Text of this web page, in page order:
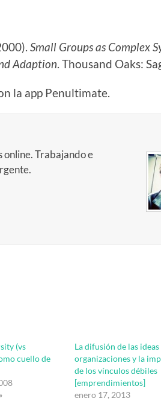
Small Groups as Complex
Adaption . Thousand Oaks:
la app Penultimate.
online. Trabajando e
(vs
cuello de
La difusión de las ideas
organizaciones y la
de los vínculos débiles
[emprendimientos]
enero 17, 2013